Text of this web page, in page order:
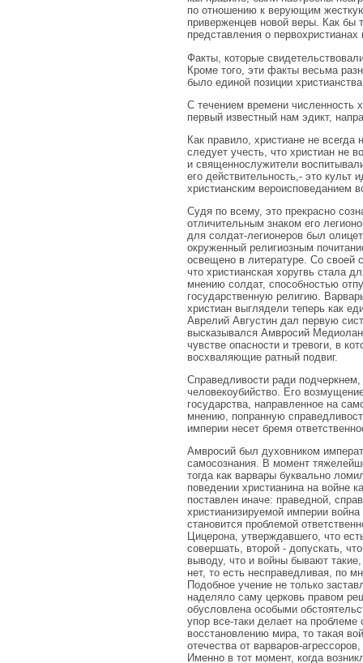
по отношению к верующим
приверженцев новой веры. Как бы
представления о
Факты, которые
Кроме того, эти факты весьма
было единой позиции
С течением времени численность
первый известный нам эдикт,
Как правило, христиане не
следует учесть, что христиан не
и священнослужители
его действительность,- это культ
христианским вероисповеданием
Судя по всему, это прекрасно
отличительным знаком его
для солдат-легионеров был
окруженный религиозным
освещено в литературе. Со своей
что христианская хоругвь стала
мнению солдат, способностью
государственную религию.
христиан выглядели теперь как
Аврелий Августин дал первую
высказывался Амвросий
чувстве опасности и тревоги, в
восхваляющие ратный подвиг.
Справедливости ради
человекоубийство. Его
государства, направленное на
мнению, попранную
империи несет бремя
Амвросий был духовником
самосознания. В момент
тогда как варвары буквально
поведении христианина на войне
поставлен иначе: праведной,
христианизируемой империи
становится проблемой
Цицерона, утверждавшего, что
совершать, второй - допускать,
выводу, что и войны бывают
нет, то есть несправедливая, по
Подобное учение не только
наделяло саму церковь правом
обусловлена особыми
упор все-таки делает на
восстановлению мира, то такая
отечества от варваров-
Именно в тот момент, когда